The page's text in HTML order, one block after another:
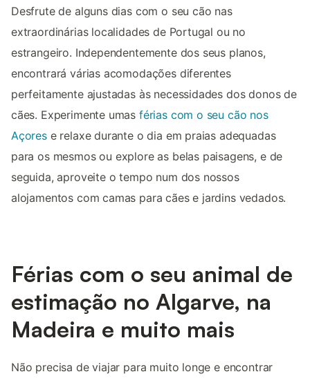
Desfrute de alguns dias com o seu cão nas
extraordinárias localidades de Portugal ou no
estrangeiro. Independentemente dos seus planos,
encontrará várias acomodações diferentes
perfeitamente ajustadas às necessidades dos donos de
cães. Experimente umas férias com o seu cão nos
Açorese relaxe durante o dia em praias adequadas
para os mesmos ou explore as belas paisagens, e de
seguida, aproveite o tempo num dos nossos
alojamentos com camas para cães e jardins vedados.
Férias com o seu animal de
estimação no Algarve, na
Madeira e muito mais
Não precisa de viajar para muito longe e encontrar